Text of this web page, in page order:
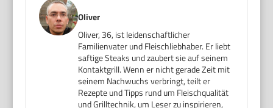
Oliver
Oliver, 36, ist leidenschaftlicher
Familienvater und Fleischliebhaber. Er liebt
saftige Steaks und zaubert sie auf seinem
Kontaktgrill. Wenn er nicht gerade Zeit mit
seinem Nachwuchs verbringt, teilt er
Rezepte und Tipps rund um Fleischqualität
und Grilltechnik, um Leser zu inspirieren,